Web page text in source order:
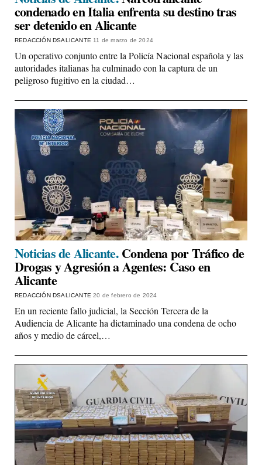
condenado en Italia enfrenta su destino tras
ser detenido en Alicante
REDACCIÓN DSALICANTE 11 de marzo de 2024
Un operativo conjunto entre la Policía Nacional española y las
autoridades italianas ha culminado con la captura de un
peligroso fugitivo en la ciudad…
Noticias de Alicante.Condena por Tráfico de
Drogas y Agresión a Agentes: Caso en
Alicante
REDACCIÓN DSALICANTE20 de febrero de 2024
En un reciente fallo judicial, la Sección Tercera de la
Audiencia de Alicante ha dictaminado una condena de ocho
años y medio de cárcel,…